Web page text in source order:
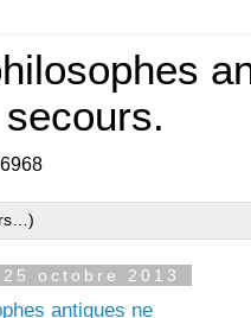
octobre 2013
antiques ne